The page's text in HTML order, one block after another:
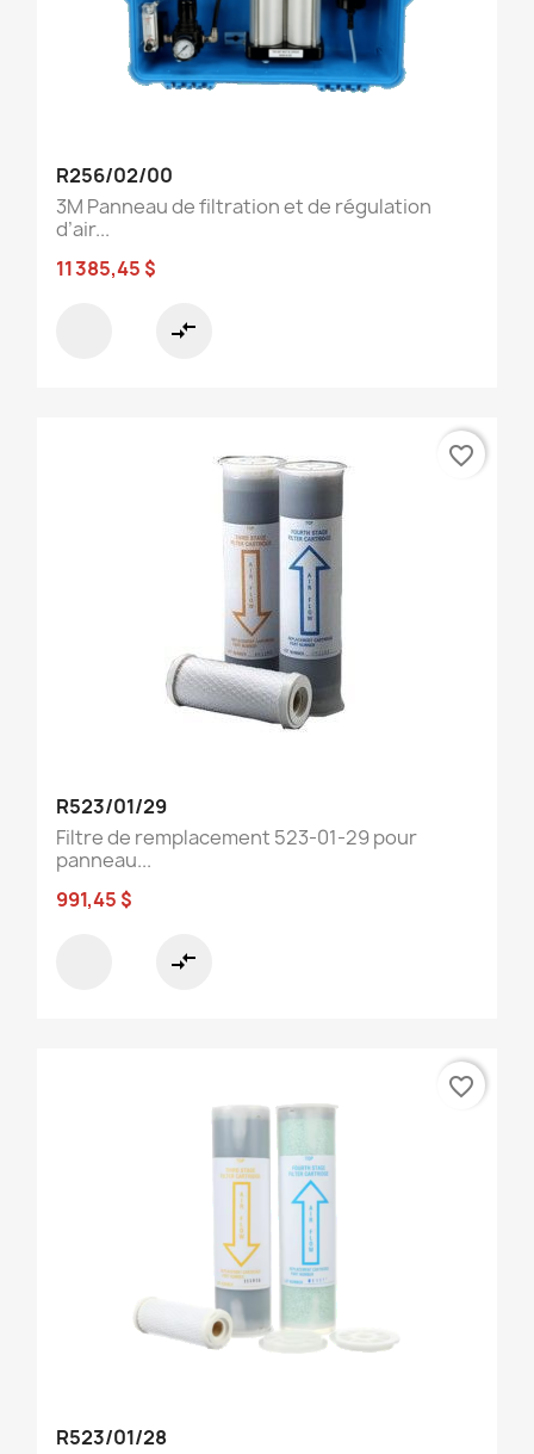
R256/02/00
3M Panneau de filtration et de régulation
d’air...
11 385,45 $
compare_arrows
R523/01/29
Filtre de remplacement 523-01-29 pour
panneau...
991,45 $
compare_arrows
favorite_border
R523/01/28
favorite_border